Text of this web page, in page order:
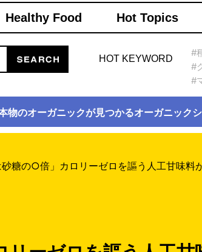
Healthy Food Hot Topics
HOT KEYWORD
#
#
#
物のオーガニックが見つかるオーガニッ
砂糖の○倍」カロリーゼロを謳う人工甘味料